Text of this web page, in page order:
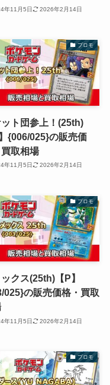
年11月5日 2026年2月14日
プロモ
ット団参上！(25th)
】{006/025}の販売価
取相場
年11月5日 2026年2月14日
プロモ
クス(25th)【P】
025}の販売価格・買取
年11月5日 2026年2月14日
プロモ